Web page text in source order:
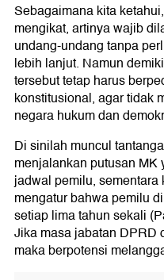
Sebagaimana kita
mengikat, artinya wajib
undang-undang tanpa
lebih lanjut. Namun
tersebut tetap harus
konstitusional, agar tidak
negara hukum dan
Di sinilah muncul
menjalankan putusan
jadwal pemilu,
mengatur bahwa pemilu
setiap lima tahun sekali
Jika masa jabatan DPRD
maka berpotensi